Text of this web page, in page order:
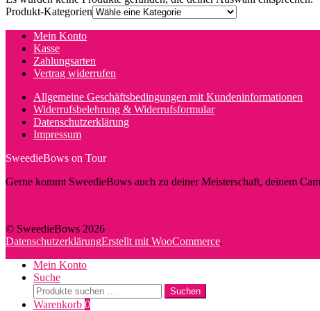
Produkt-Kategorien
Mein Konto
Kasse
Zahlungsarten
Vertrag widerrufen
Allgemeine Geschäftsbedingungen mit Kundeninformationen
Widerrufsbelehrung & Widerrufsformular
Datenschutzerklärung
Impressum
SweedieBows on Tour
Gerne kommt SweedieBows auch zu deiner Meisterschaft, deinem
© SweedieBows 2026
DatenschutzerklärungErstellt mit WooCommerce.
Mein Konto
Suche
Suche
nach:
Suchen
Warenkorb 0